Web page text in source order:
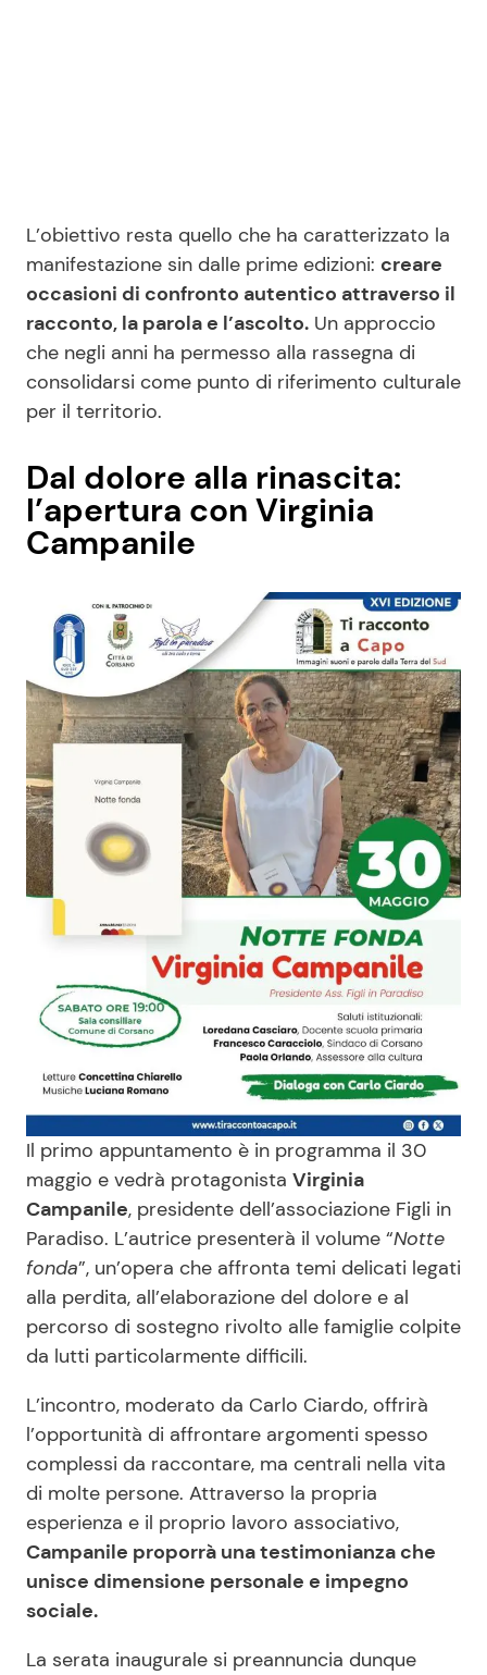
L’obiettivo resta quello che ha caratterizzato la
manifestazione sin dalle prime edizioni: creare
occasioni di confronto autentico attraverso il
racconto, la parola e l’ascolto. Un approccio
che negli anni ha permesso alla rassegna di
consolidarsi come punto di riferimento culturale
per il territorio.
Dal dolore alla rinascita:
l’apertura con Virginia
Campanile
Il primo appuntamento è in programma il 30
maggio e vedrà protagonista Virginia
Campanile, presidente dell’associazione Figli in
Paradiso. L’autrice presenterà il volume “Notte
fonda”, un’opera che affronta temi delicati legati
alla perdita, all’elaborazione del dolore e al
percorso di sostegno rivolto alle famiglie colpite
da lutti particolarmente difficili.
L’incontro, moderato da Carlo Ciardo, offrirà
l’opportunità di affrontare argomenti spesso
complessi da raccontare, ma centrali nella vita
di molte persone. Attraverso la propria
esperienza e il proprio lavoro associativo,
Campanile proporrà una testimonianza che
unisce dimensione personale e impegno
sociale.
La serata inaugurale si preannuncia dunque